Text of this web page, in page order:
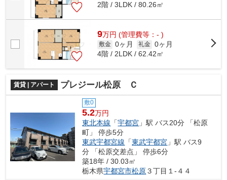
2階 / 3LDK / 80.26㎡
9万円 (管理費等：- )
敷金 0ヶ月 礼金 0ヶ月
4階 / 2LDK / 62.42㎡
賃貸 | アパート プレジール松原 Ｃ
敷0
5.2万円
東北本線 「宇都宮 」駅 バス20分 「松原
町」 停歩5分
東武宇都宮線 「東武宇都宮 」駅 バス9
分 「松原交差点」 停歩6分
築18年 / 30.03㎡
栃木県宇都宮市松原３丁目１-４４